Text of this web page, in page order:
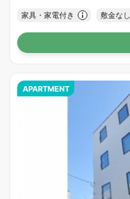
家具・家電付き 敷金なし
APARTMENT